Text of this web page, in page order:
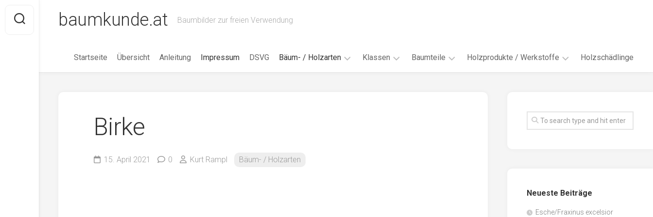
content
baumkunde.at Baumbilder zur freien Verwendung
Startseite Übersicht Anleitung Impressum DSVG Bäum- / Holzarten Klassen Baumteile Holzprodukte / Werkstoffe
Faserwerkstoffe
Holzschädlinge
Birke
15. April 2021 0 Kurt Rampl Bäum- / Holzarten
Neueste Beiträge
Esche/Fraxinus excelsior